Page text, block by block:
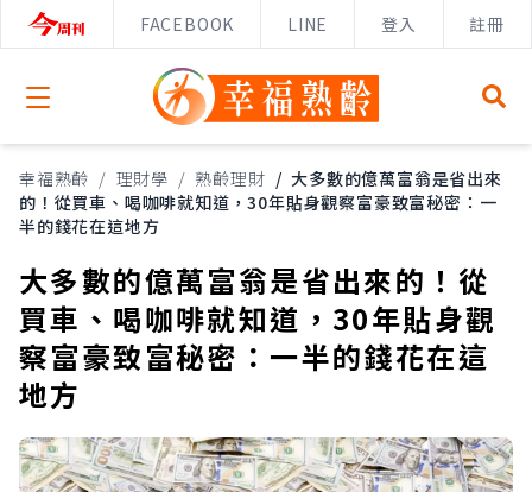
FACEBOOK LINE 登入 註冊
Open menu
幸福熟齡 / 理財學 / 熟齡理財 / 大多數的億萬富翁是省出來
的！從買車、喝咖啡就知道，30年貼身觀察富豪致富秘密：一
半的錢花在這地方
大多數的億萬富翁是省出來的！從
買車、喝咖啡就知道，30年貼身觀
察富豪致富秘密：一半的錢花在這
地方